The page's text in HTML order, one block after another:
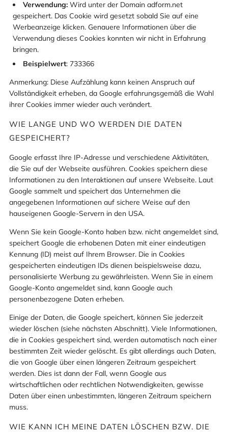
Verwendung: Wird unter der Domain adform.net
gespeichert. Das Cookie wird gesetzt sobald Sie auf eine
Werbeanzeige klicken. Genauere Informationen über die
Verwendung dieses Cookies konnten wir nicht in Erfahrung
bringen.
Beispielwert: 733366
Anmerkung: Diese Aufzählung kann keinen Anspruch auf
Vollständigkeit erheben, da Google erfahrungsgemäß die Wahl
ihrer Cookies immer wieder auch verändert.
WIE LANGE UND WO WERDEN DIE DATEN
GESPEICHERT?
Google erfasst Ihre IP-Adresse und verschiedene Aktivitäten,
die Sie auf der Webseite ausführen. Cookies speichern diese
Informationen zu den Interaktionen auf unsere Webseite. Laut
Google sammelt und speichert das Unternehmen die
angegebenen Informationen auf sichere Weise auf den
hauseigenen Google-Servern in den USA.
Wenn Sie kein Google-Konto haben bzw. nicht angemeldet sind,
speichert Google die erhobenen Daten mit einer eindeutigen
Kennung (ID) meist auf Ihrem Browser. Die in Cookies
gespeicherten eindeutigen IDs dienen beispielsweise dazu,
personalisierte Werbung zu gewährleisten. Wenn Sie in einem
Google-Konto angemeldet sind, kann Google auch
personenbezogene Daten erheben.
Einige der Daten, die Google speichert, können Sie jederzeit
wieder löschen (siehe nächsten Abschnitt). Viele Informationen,
die in Cookies gespeichert sind, werden automatisch nach einer
bestimmten Zeit wieder gelöscht. Es gibt allerdings auch Daten,
die von Google über einen längeren Zeitraum gespeichert
werden. Dies ist dann der Fall, wenn Google aus
wirtschaftlichen oder rechtlichen Notwendigkeiten, gewisse
Daten über einen unbestimmten, längeren Zeitraum speichern
muss.
WIE KANN ICH MEINE DATEN LÖSCHEN BZW. DIE